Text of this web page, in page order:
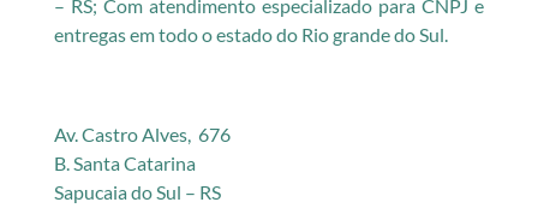
– RS; Com atendimento especializado para CNPJ e
entregas em todo o estado do Rio grande do Sul.
Av. Castro Alves, 676
B. Santa Catarina
Sapucaia do Sul – RS